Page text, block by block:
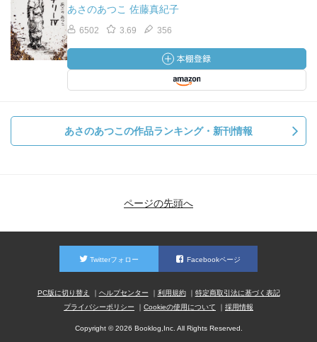
あさのあつこ 佐藤真紀子
6502 3.69 356
あさのあつこの作品ランキング・新刊情報
ページの先頭へ
Twitterフォロー Facebookページ
PC版に切り替え ヘルプセンター 利用規約
特定商取引法に基づく表記
プライバシーポリシー
Cookieの使用について 採用情報
Copyright © 2026 Booklog,Inc. All Rights Reserved.